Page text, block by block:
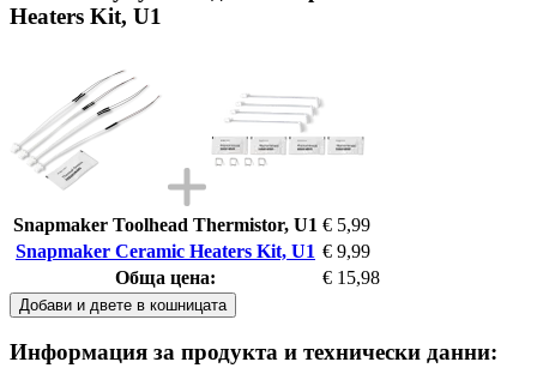
Heaters Kit, U1
Snapmaker Toolhead Thermistor, U1 € 5,99
Snapmaker Ceramic Heaters Kit, U1 € 9,99
Обща цена:
€ 15,98
Добави и двете в кошницата
Информация за продукта и технически данни: